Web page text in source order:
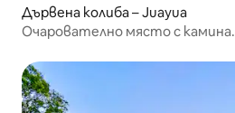
Дървена колиба – Juayua
Очарователно място с камина.